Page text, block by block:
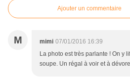
Ajouter un commentaire
M mimi 07/01/2016 16:39
La photo est très parlante ! On y
soupe. Un régal à voir et à